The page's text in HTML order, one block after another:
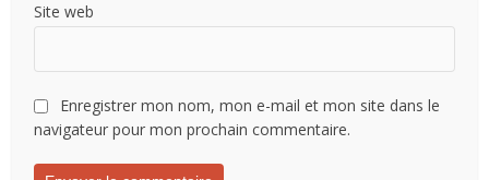
Site web
Enregistrer mon nom, mon e-mail et mon site dans le
navigateur pour mon prochain commentaire.